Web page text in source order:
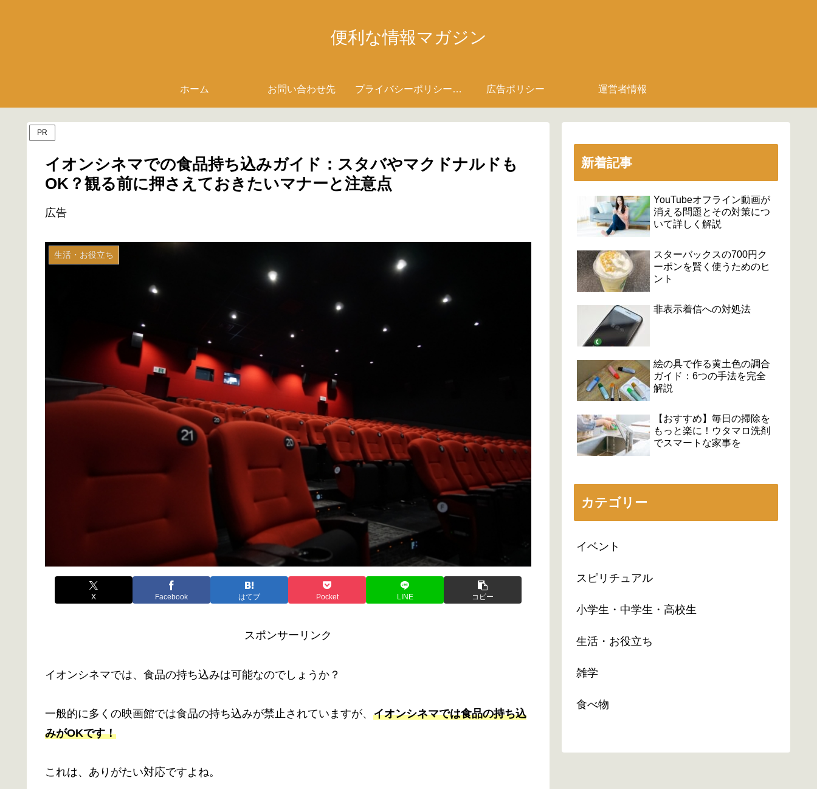
便利な情報マガジン
ホーム お問い合わせ先 プライバシーポリシー・免責事項 広告ポリシー 運営者情報
PR
イオンシネマでの食品持ち込みガイド：スタバやマクドナルドも
OK？観る前に押さえておきたいマナーと注意点
広告
生活・お役立ち
X Facebook はてブ Pocket LINE コピー
スポンサーリンク
イオンシネマでは、食品の持ち込みは可能なのでしょうか？
一般的に多くの映画館では食品の持ち込みが禁止されていますが、 イオンシネマでは食品の持ち込
みがOKです！
これは、ありがたい対応ですよね。
新着記事
YouTubeオフライン動画が
消える問題とその対策につ
いて詳しく解説
スターバックスの700円ク
ーポンを賢く使うためのヒ
ント
非表示着信への対処法
絵の具で作る黄土色の調合
ガイド：6つの手法を完全
解説
【おすすめ】毎日の掃除を
もっと楽に！ウタマロ洗剤
でスマートな家事を
カテゴリー
イベント
スピリチュアル
小学生・中学生・高校生
生活・お役立ち
雑学
食べ物